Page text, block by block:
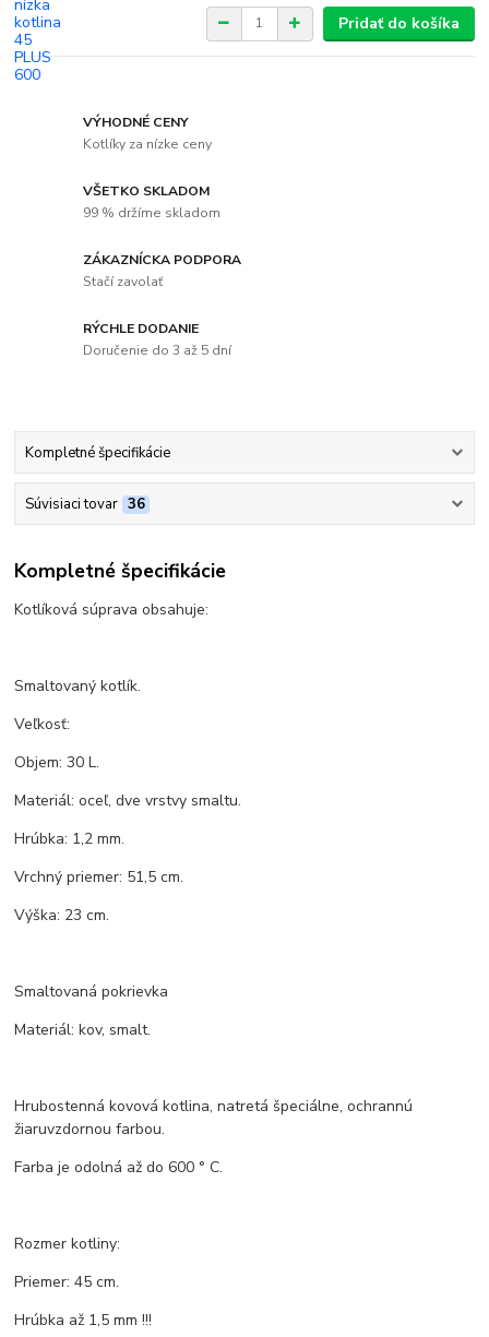
Pridať do košíka
VÝHODNÉ CENY
Kotlíky za nízke ceny
VŠETKO SKLADOM
99 % držíme skladom
ZÁKAZNÍCKA PODPORA
Stačí zavolať
RÝCHLE DODANIE
Doručenie do 3 až 5 dní
Kompletné špecifikácie
Súvisiaci tovar 36
Kompletné špecifikácie
Kotlíková súprava obsahuje:
Smaltovaný kotlík.
Veľkosť:
Objem: 30 L.
Materiál: oceľ, dve vrstvy smaltu.
Hrúbka: 1,2 mm.
Vrchný priemer: 51,5 cm.
Výška: 23 cm.
Smaltovaná pokrievka
Materiál: kov, smalt.
Hrubostenná kovová kotlina, natretá špeciálne, ochrannú
žiaruvzdornou farbou.
Farba je odolná až do 600 ° C.
Rozmer kotliny:
Priemer: 45 cm.
Hrúbka až 1,5 mm !!!